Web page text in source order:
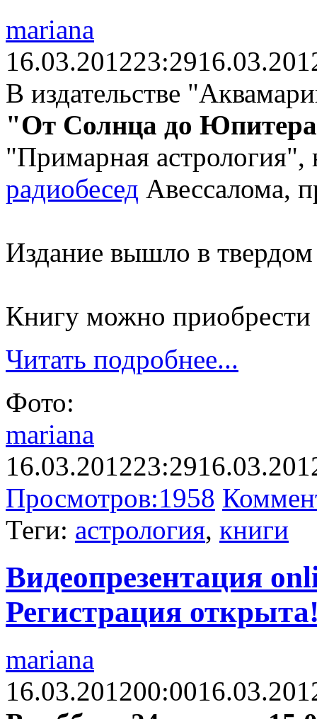
mariana
16.03.201223:29
В издательстве
"От Солнца до
"Примарная астрология",
радиобесед Авессалома,
Издание вышло в
Книгу можно
Читать подробнее...
Фото:
mariana
16.03.201223:29
Просмотров:1958
Теги: астрология, книги
Видеопрезентация
Регистрация
mariana
16.03.201200:00